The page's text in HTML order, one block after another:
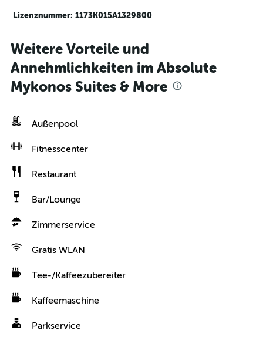
Lizenznummer: 1173K015A1329800
Weitere Vorteile und
Annehmlichkeiten im Absolute
Mykonos Suites & More
Außenpool
Fitnesscenter
Restaurant
Bar/Lounge
Zimmerservice
Gratis WLAN
Tee-/Kaffeezubereiter
Kaffeemaschine
Parkservice